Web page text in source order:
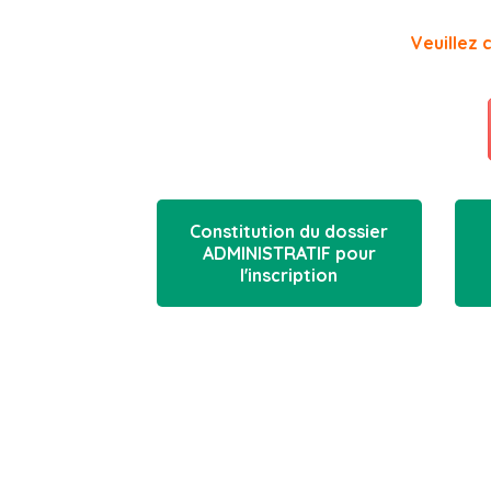
Veuillez
Constitution du dossier
ADMINISTRATIF pour
l'inscription